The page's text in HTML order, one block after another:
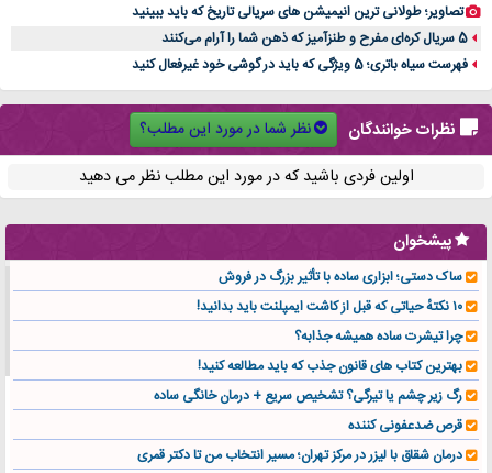
تصاویر؛ طولانی ترین انیمیشن های سریالی تاریخ که باید ببینید
5 سریال کره‌ای مفرح و طنزآمیز که ذهن شما را آرام می‌کنند
فهرست سیاه باتری؛ 5 ویژگی که باید در گوشی خود غیرفعال کنید
نظرات خوانندگان
نظر شما در مورد این مطلب؟
اولین فردی باشید که در مورد این مطلب نظر می دهید
پیشخوان
ساک دستی؛ ابزاری ساده با تأثیر بزرگ در فروش
۱۰ نکتهٔ حیاتی که قبل از کاشت ایمپلنت باید بدانید!
چرا تیشرت ساده همیشه جذابه؟
بهترین کتاب های قانون جذب که باید مطالعه کنید!
رگ زیر چشم یا تیرگی؟ تشخیص سریع + درمان خانگی ساده
قرص ضدعفونی کننده
درمان شقاق با لیزر در مرکز تهران؛ مسیر انتخاب من تا دکتر قمری